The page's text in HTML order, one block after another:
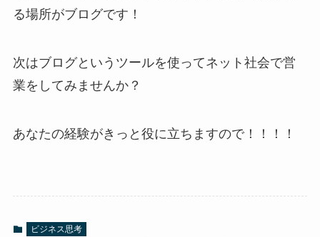
る場所がブログです！
次はブログというツールを使ってネット社会で営
業をしてみませんか？
あなたの経験がきっと役に立ちますので！！！！
ビジネス思考